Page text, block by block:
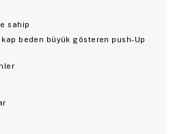
sahip
kap beden büyük gösteren push-Up